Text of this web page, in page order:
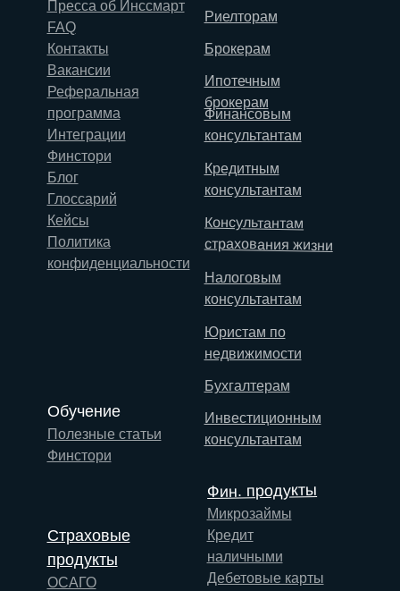
Риелторам
Брокерам
Ипотечным
брокерам
Кредитным
консультантам
Консультантам
страхования жизни
Налоговым
консультантам
Инвестиционным
консультантам
Бухгалтерам
Юристам по
недвижимости
Финансовым
консультантам
Обучение
Полезные статьи
Финстори
Фин. продукты
Микрозаймы
Кредит
наличными
Дебетовые карты
Страховые
продукты
ОСАГО
Пресса об Инссмарт
FAQ
Контакты
Вакансии
Реферальная
программа
Интеграции
Финстори
Блог
Глоссарий
Кейсы
Политика
конфиденциальности